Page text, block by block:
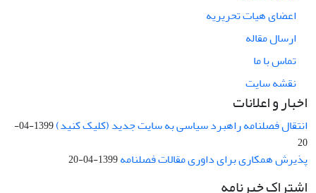
اعضای هیات تحریریه
ارسال مقاله
تماس با ما
نقشه سایت
اخبار و اعلانات
انتقال فصلنامه راهبرد سیاسی به سایت جدید (کلیک کنید)
1399-04-
20
پذیرش همکاری برای داوری مقالات فصلنامه1399-04-20
اشتراک خبرنامه